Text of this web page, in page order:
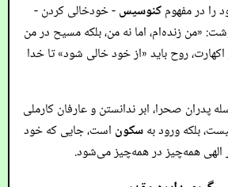
را در مفهومکنوسیس- خودخالی کردن -
«من زنده‌ام، اما نه من، بلکه مسیح در من
روح باید «از خود خالی شود» تا خدا
پدران صحرا، ابر ندانستن و عارفان کارملی
بلکه ورود بهسکون است، جایی که خود
همه‌چیز در همه‌چیز می‌شود.